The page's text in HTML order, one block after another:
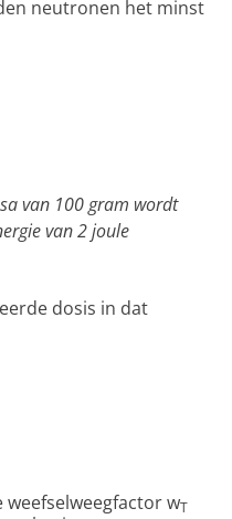
neutronen het minst
van 100 gram wordt
van 2 joule
dosis in dat
weefselweegfactor wT